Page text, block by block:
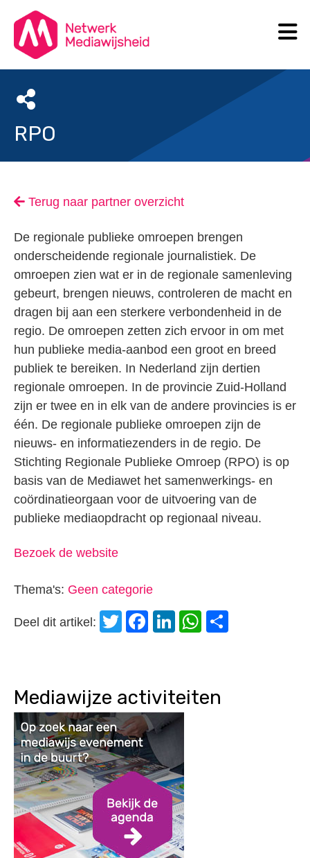
RPO
Terug naar partner overzicht
De regionale publieke omroepen brengen
onderscheidende regionale journalistiek. De
omroepen zien wat er in de regionale samenleving
gebeurt, brengen nieuws, controleren de macht en
dragen bij aan een sterkere verbondenheid in de
regio. De omroepen zetten zich ervoor in om met
hun publieke media-aanbod een groot en breed
publiek te bereiken. In Nederland zijn dertien
regionale omroepen. In de provincie Zuid-Holland
zijn er twee en in elk van de andere provincies is er
één. De regionale publieke omroepen zijn de
nieuws- en informatiezenders in de regio. De
Stichting Regionale Publieke Omroep (RPO) is op
basis van de Mediawet het samenwerkings- en
coördinatieorgaan voor de uitvoering van de
publieke mediaopdracht op regionaal niveau.
Bezoek de website
Thema's: Geen categorie
Deel dit artikel: Twitter
Facebook
LinkedIn
WhatsApp
Mediawijze activiteiten